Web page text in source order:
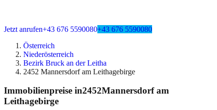
Jetzt anrufen+43 676 5590080+43 676 5590080
Österreich
Niederösterreich
Bezirk Bruck an der Leitha
2452 Mannersdorf am Leithagebirge
Immobilienpreise in2452Mannersdorf am
Leithagebirge